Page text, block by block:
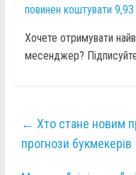
повинен коштувати 9,93
Хочете отримувати
месенджер?
← Хто стане новим
прогнози букмекерів